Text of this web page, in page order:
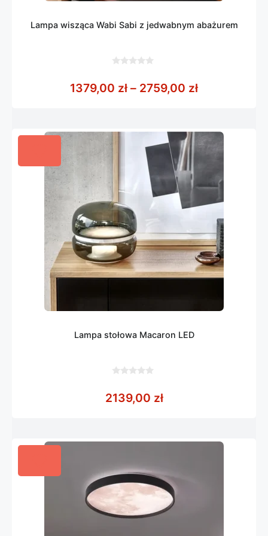
Lampa wisząca Wabi Sabi z jedwabnym abażurem
5
1379,00 zł – 2759,00 złZakres cen:
Lampa stołowa Macaron LED
5
2139,00 zł